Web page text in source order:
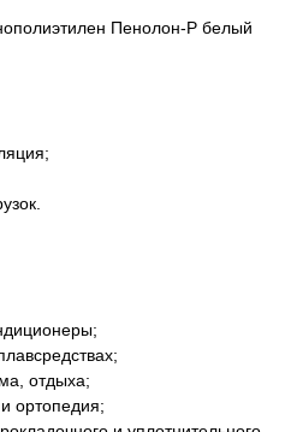
Пенолон-Р белый
отдыха;
ортопедия;